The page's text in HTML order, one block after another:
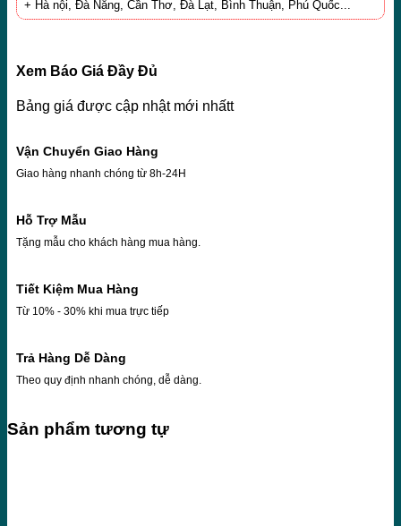
+ Hà nội, Đà Nẳng, Cần Thơ, Đà Lạt, Bình Thuận, Phú Quốc...
Xem Báo Giá Đầy Đủ
Bảng giá được cập nhật mới nhấtt
Vận Chuyển Giao Hàng
Giao hàng nhanh chóng từ 8h-24H
Hỗ Trợ Mẫu
Tặng mẫu cho khách hàng mua hàng.
Tiết Kiệm Mua Hàng
Từ 10% - 30% khi mua trực tiếp
Trả Hàng Dễ Dàng
Theo quy định nhanh chóng, dễ dàng.
Sản phẩm tương tự